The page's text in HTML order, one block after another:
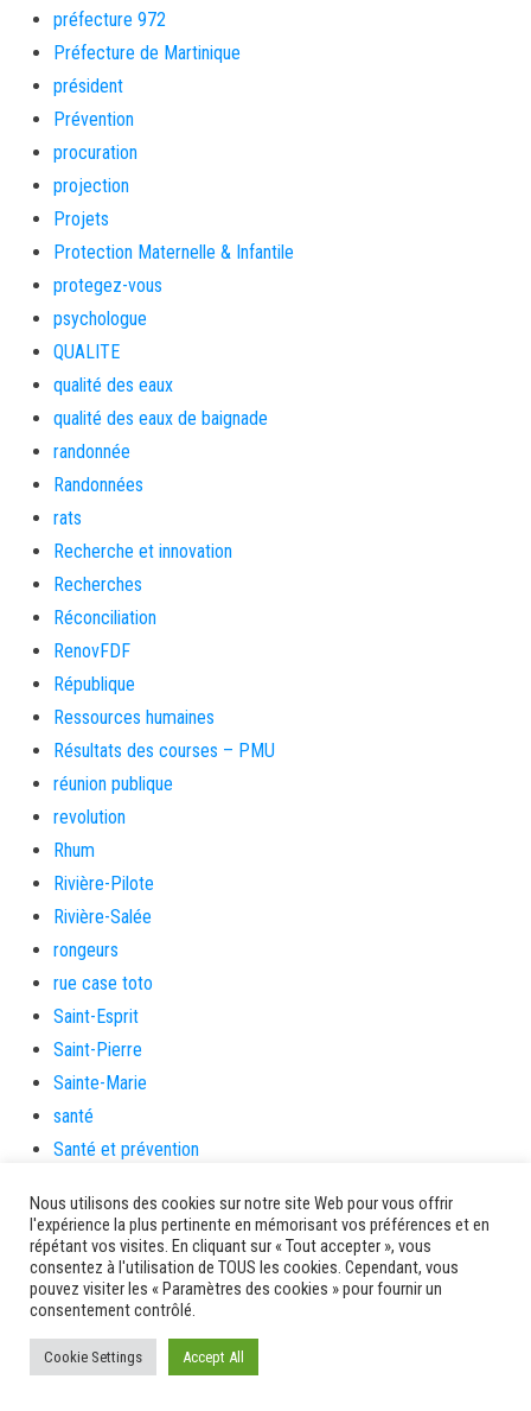
préfecture 972
Préfecture de Martinique
président
Prévention
procuration
projection
Projets
Protection Maternelle & Infantile
protegez-vous
psychologue
QUALITE
qualité des eaux
qualité des eaux de baignade
randonnée
Randonnées
rats
Recherche et innovation
Recherches
Réconciliation
RenovFDF
République
Ressources humaines
Résultats des courses – PMU
réunion publique
revolution
Rhum
Rivière-Pilote
Rivière-Salée
rongeurs
rue case toto
Saint-Esprit
Saint-Pierre
Sainte-Marie
santé
Santé et prévention
Schœlcher
Scolarité
sécurité
Séniors
Service culture, sport et associations
Service de l'urbanisme
Nous utilisons des cookies sur notre site Web pour vous offrir
l'expérience la plus pertinente en mémorisant vos préférences et en
répétant vos visites. En cliquant sur « Tout accepter », vous
consentez à l'utilisation de TOUS les cookies. Cependant, vous
pouvez visiter les « Paramètres des cookies » pour fournir un
consentement contrôlé.
Cookie Settings Accept All